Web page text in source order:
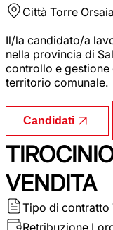
Città Torre Orsaia
Il/la candidato/a
nella provincia di
controllo e gestione
territorio comunale.
Candidati
VENDITA
Tipo di contratto
Retribuzione